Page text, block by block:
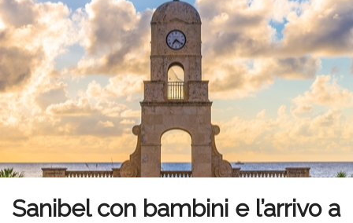
Sanibel con bambini e l’arrivo a